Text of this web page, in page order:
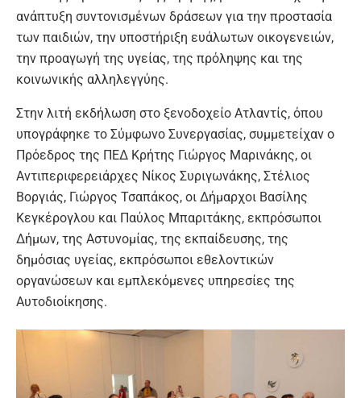
ανάπτυξη συντονισμένων δράσεων για την προστασία
των παιδιών, την υποστήριξη ευάλωτων οικογενειών,
την προαγωγή της υγείας, της πρόληψης και της
κοινωνικής αλληλεγγύης.
Στην λιτή εκδήλωση στο ξενοδοχείο Ατλαντίς, όπου
υπογράφηκε το Σύμφωνο Συνεργασίας, συμμετείχαν ο
Πρόεδρος της ΠΕΔ Κρήτης Γιώργος Μαρινάκης, οι
Αντιπεριφερειάρχες Νίκος Συριγωνάκης, Στέλιος
Βοργιάς, Γιώργος Τσαπάκος, οι Δήμαρχοι Βασίλης
Κεγκέρογλου και Παύλος Μπαριτάκης, εκπρόσωποι
Δήμων, της Αστυνομίας, της εκπαίδευσης, της
δημόσιας υγείας, εκπρόσωποι εθελοντικών
οργανώσεων και εμπλεκόμενες υπηρεσίες της
Αυτοδιοίκησης.